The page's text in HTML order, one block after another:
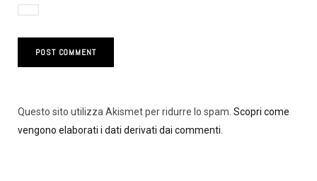
Questo sito utilizza Akismet per ridurre lo spam. Scopri come
vengono elaborati i dati derivati dai commenti.